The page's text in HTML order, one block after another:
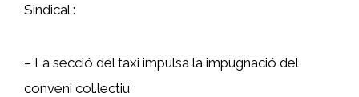
Sindical :
– La secció del taxi impulsa la impugnació del
conveni col.lectiu